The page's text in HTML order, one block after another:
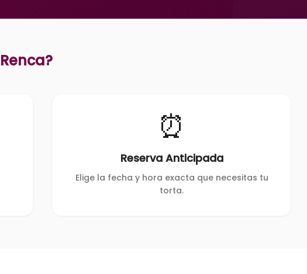
Renca?
⏰
Reserva Anticipada
Elige la fecha y hora exacta que necesitas tu
torta.